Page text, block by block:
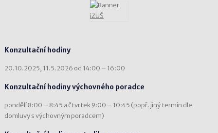
Konzultační hodiny
20.10.2025, 11.5.2026 od 14:00 – 16:00
Konzultační hodiny výchovného poradce
pondělí 8:00 – 8:45 a čtvrtek 9:00 – 10:45 (popř. jiný termín dle
domluvy s výchovným poradcem)